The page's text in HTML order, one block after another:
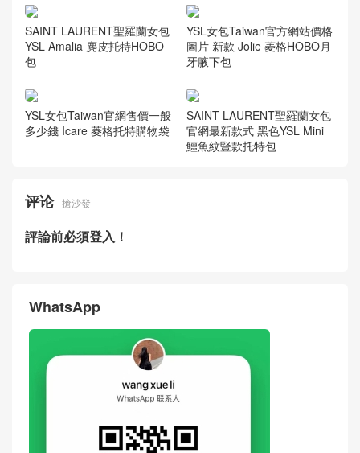
SAINT LAURENT聖羅蘭女包
YSL Amalia 麂皮托特HOBO
包
YSL女包Taiwan官方網站價格
圖片 新款 Jolie 菱格HOBO月
牙腋下包
YSL女包Taiwan官網售價一般
多少錢 Icare 菱格托特購物袋
SAINT LAURENT聖羅蘭女包
官網最新款式 黑色YSL Mini
鱷魚紋豎款托特包
评论 搶沙發
評論前必須登入！
WhatsApp